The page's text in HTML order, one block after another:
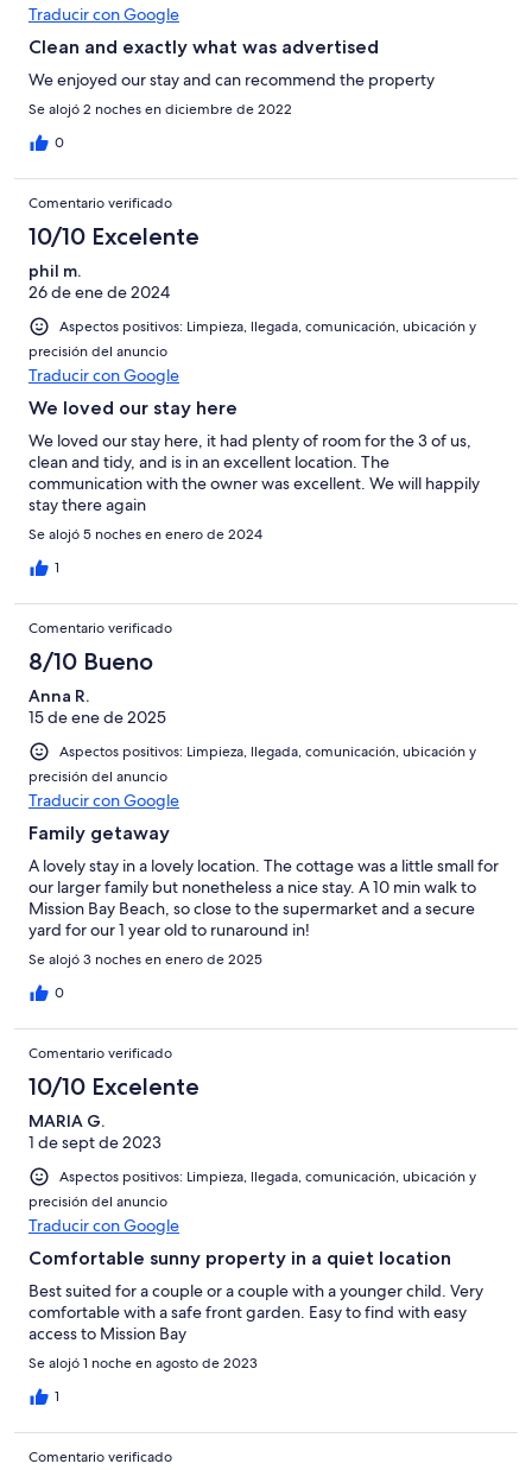
Traducir con Google
Clean and exactly what was advertised
We enjoyed our stay and can recommend the property
Se alojó 2 noches en diciembre de 2022
0
Comentario verificado
10/10 Excelente
phil m.
26 de ene de 2024
Aspectos positivos: Limpieza, llegada, comunicación, ubicación y
precisión del anuncio
Traducir con Google
We loved our stay here
We loved our stay here, it had plenty of room for the 3 of us,
clean and tidy, and is in an excellent location. The
communication with the owner was excellent. We will happily
stay there again
Se alojó 5 noches en enero de 2024
1
Comentario verificado
8/10 Bueno
Anna R.
15 de ene de 2025
Aspectos positivos: Limpieza, llegada, comunicación, ubicación y
precisión del anuncio
Traducir con Google
Family getaway
A lovely stay in a lovely location. The cottage was a little small for
our larger family but nonetheless a nice stay. A 10 min walk to
Mission Bay Beach, so close to the supermarket and a secure
yard for our 1 year old to runaround in!
Se alojó 3 noches en enero de 2025
0
Comentario verificado
10/10 Excelente
MARIA G.
1 de sept de 2023
Aspectos positivos: Limpieza, llegada, comunicación, ubicación y
precisión del anuncio
Traducir con Google
Comfortable sunny property in a quiet location
Best suited for a couple or a couple with a younger child. Very
comfortable with a safe front garden. Easy to find with easy
access to Mission Bay
Se alojó 1 noche en agosto de 2023
1
Comentario verificado